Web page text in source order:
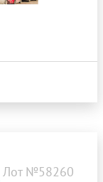
Лот №58260